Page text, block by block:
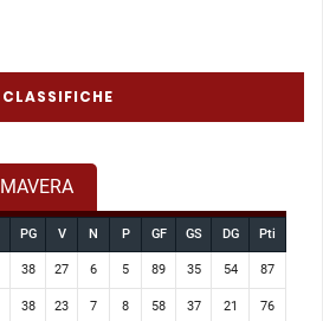
CLASSIFICHE
PG V N P GF GS DG Pti
38 27 6 5 89 35 54 87
38 23 7 8 58 37 21 76